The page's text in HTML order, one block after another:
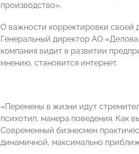
производство».
О важности корректировки своей
Генеральный директор АО
компания видит в развитии
мнению, становится интернет.
«Перемены в жизни идут
психотип, манера поведения. Как
Современный бизнесмен
динамичной, максимально